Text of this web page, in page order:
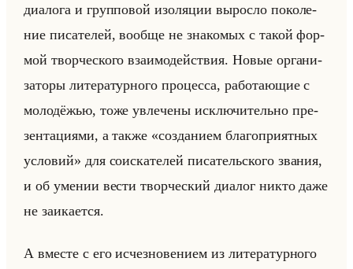
диа­ло­га и груп­по­вой изо­ля­ции вы­рос­ло по­ко­ле­
ние пи­са­те­лей, во­об­ще не зна­ко­мых с такой фор­
мой твор­че­ско­го вза­имо­действия. Новые ор­га­ни­
за­то­ры ли­те­ра­тур­но­го про­цес­са, ра­бо­та­ющие с
мо­ло­дё­жью, тоже увле­че­ны ис­клю­чи­тельно пре­
зен­та­ци­ями, а также «созданием благоприятных
условий» для со­ис­ка­те­лей пи­са­тельско­го зва­ния,
и об уме­нии вести твор­че­ский диа­лог никто даже
не за­ика­ет­ся.
А вме­сте с его ис­чез­но­ве­ни­ем из ли­те­ра­тур­но­го